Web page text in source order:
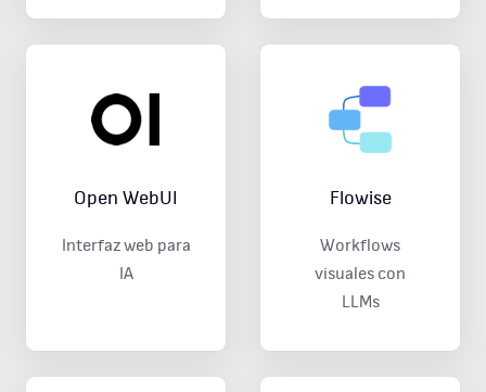
Open WebUI
Interfaz web para
IA
Flowise
Workflows
visuales con
LLMs